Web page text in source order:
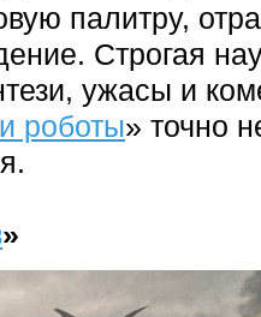
палитру,
Строгая
ужасы и
роботы» точно
»